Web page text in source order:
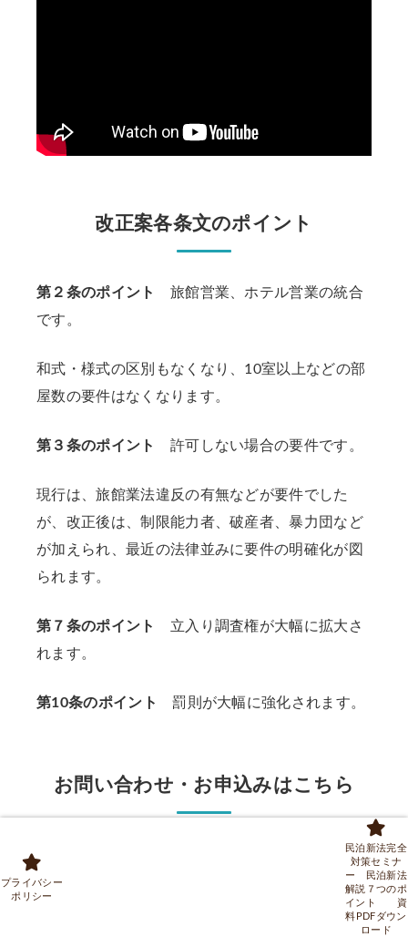
改正案各条文のポイント
第２条のポイント 旅館営業、ホテル営業の統合
です。
和式・様式の区別もなくなり、10室以上などの部
屋数の要件はなくなります。
第３条のポイント 許可しない場合の要件です。
現行は、旅館業法違反の有無などが要件でした
が、改正後は、制限能力者、破産者、暴力団など
が加えられ、最近の法律並みに要件の明確化が図
られます。
第７条のポイント 立入り調査権が大幅に拡大さ
れます。
第10条のポイント罰則が大幅に強化されます。
お問い合わせ・お申込みはこちら
●下記のお問い合わせフォームに入力し送信して
ください。
プライバシー
ポリシー
民泊新法完全
対策セミナ
ー 民泊新法
解説７つのポ
イント 資
料PDFダウン
ロード